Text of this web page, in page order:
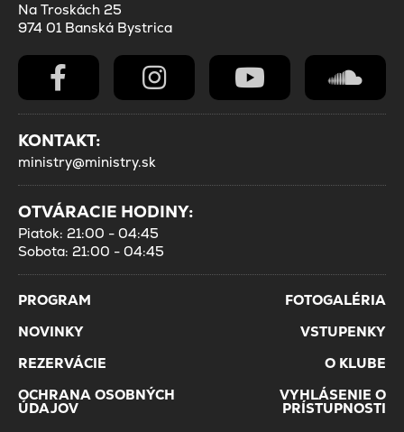
Na Troskách 25
974 01 Banská Bystrica
KONTAKT:
ministry@ministry.sk
OTVÁRACIE HODINY:
Piatok: 21:00 - 04:45
Sobota: 21:00 - 04:45
PROGRAM
FOTOGALÉRIA
NOVINKY
VSTUPENKY
REZERVÁCIE
O KLUBE
OCHRANA OSOBNÝCH
ÚDAJOV
VYHLÁSENIE O
PRÍSTUPNOSTI